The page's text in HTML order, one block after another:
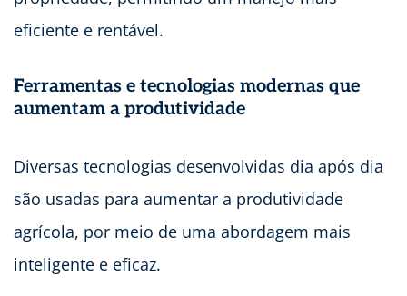
eficiente e rentável.
Ferramentas e tecnologias modernas que
aumentam a produtividade
Diversas tecnologias desenvolvidas dia após dia
são usadas para aumentar a produtividade
agrícola, por meio de uma abordagem mais
inteligente e eficaz.